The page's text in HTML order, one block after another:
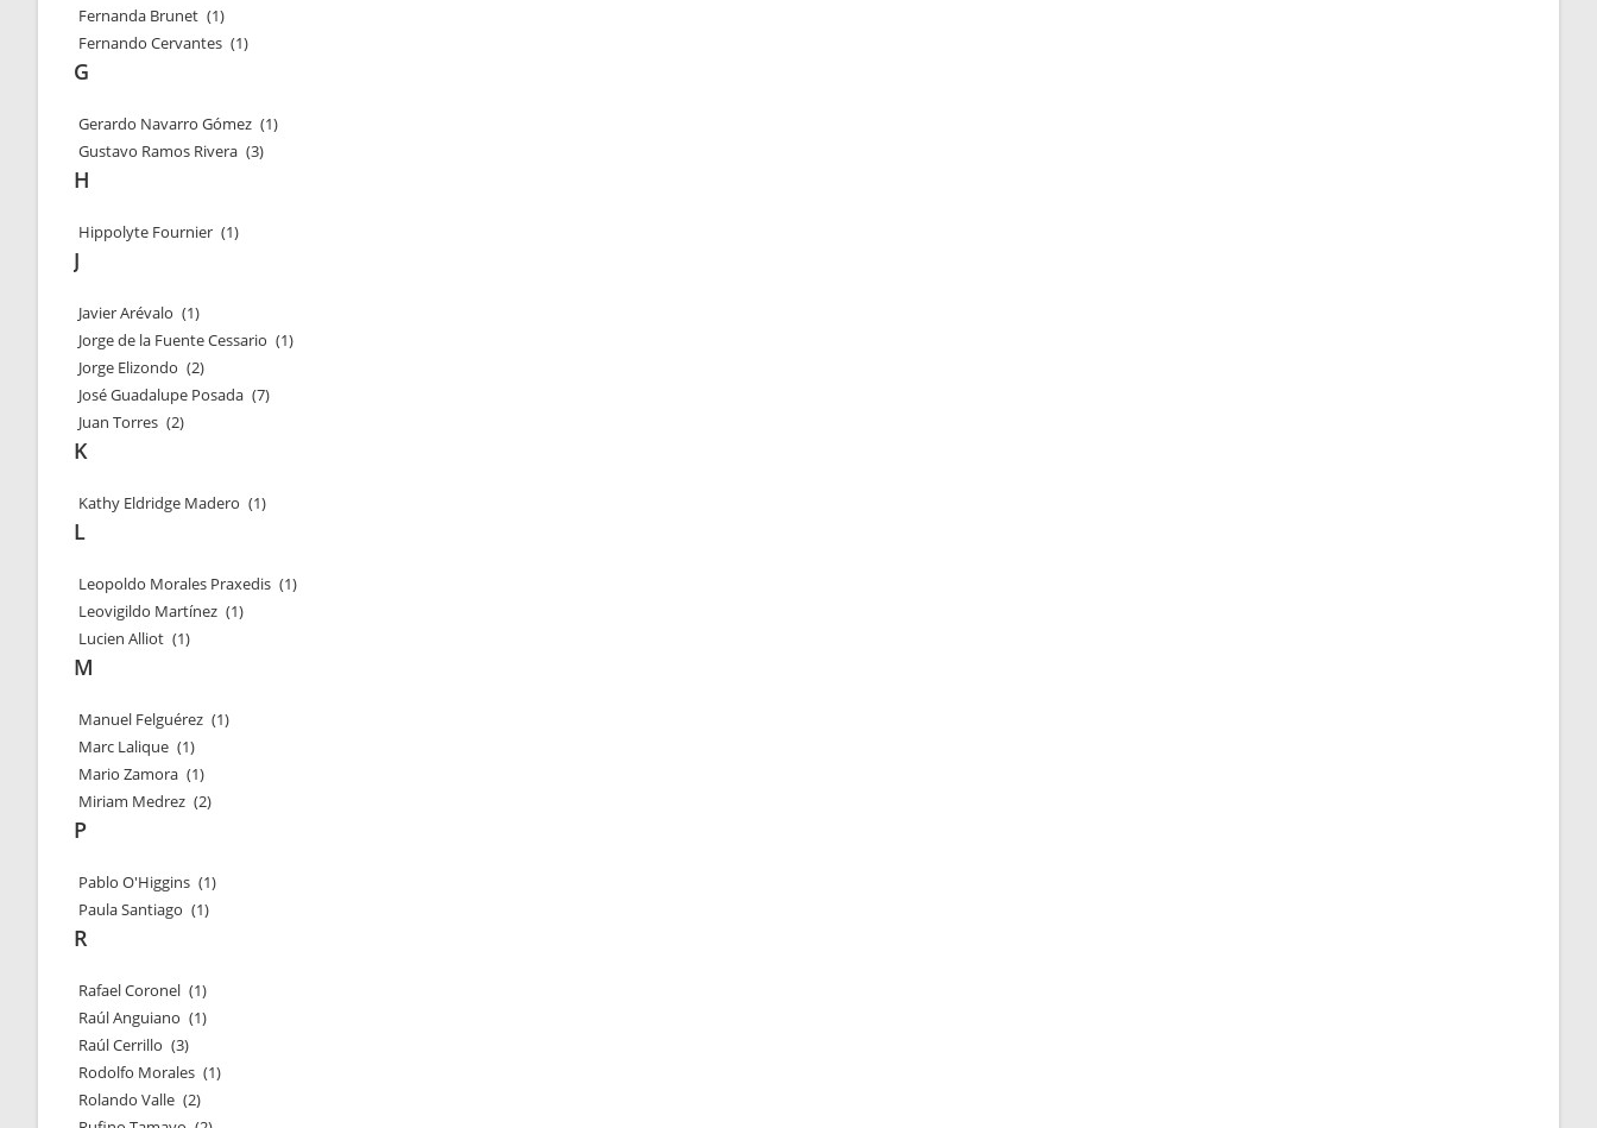
Fernanda Brunet (1)
Fernando Cervantes (1)
G
Gerardo Navarro Gómez (1)
Gustavo Ramos Rivera (3)
H
Hippolyte Fournier (1)
J
Javier Arévalo (1)
Jorge de la Fuente Cessario (1)
Jorge Elizondo (2)
José Guadalupe Posada (7)
Juan Torres (2)
K
Kathy Eldridge Madero (1)
L
Leopoldo Morales Praxedis (1)
Leovigildo Martínez (1)
Lucien Alliot (1)
M
Manuel Felguérez (1)
Marc Lalique (1)
Mario Zamora (1)
Miriam Medrez (2)
P
Pablo O'Higgins (1)
Paula Santiago (1)
R
Rafael Coronel (1)
Raúl Anguiano (1)
Raúl Cerrillo (3)
Rodolfo Morales (1)
Rolando Valle (2)